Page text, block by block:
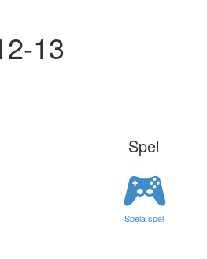
13
Spel
Spela spel